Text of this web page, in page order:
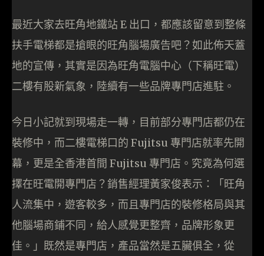
最近大家去旺角地鐵站 E 出口，都應該留意到整條
扶手電梯都是搶眼的旺角腦場廣告吧？如此佈天蓋
地的宣傳，其實是因為旺角電腦中心（下稱旺電）
二樓有股新氣象，陸續有一些品牌專門店進駐。
今日小記就到現場走一轉，目前部分專門店都仍在
裝修中，而二樓電梯口的 Fujitsu 專門店就率先開
幕，更是全香港首間 Fujitsu 專門店。究竟為何選
擇在旺電開專門店？銷售經理黃家俊表示：「旺角
人流集中，遊客較多，而且專門店的裝修格局與其
他腦場商鋪不同，給人感覺更整齊，品牌形象更
佳。」既然是專門店，產品當然是五臟俱全，從